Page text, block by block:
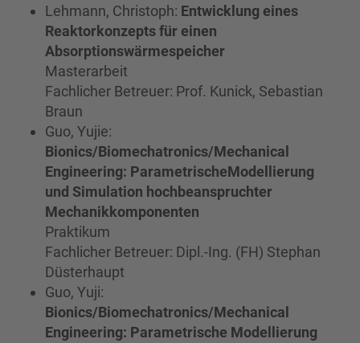
Lehmann, Christoph: Entwicklung eines
Reaktorkonzepts für einen
Absorptionswärmespeicher
Masterarbeit
Fachlicher Betreuer: Prof. Kunick, Sebastian
Braun
Guo, Yujie:
Bionics/Biomechatronics/Mechanical
Engineering: ParametrischeModellierung
und Simulation hochbeanspruchter
Mechanikkomponenten
Praktikum
Fachlicher Betreuer: Dipl.-Ing. (FH) Stephan
Düsterhaupt
Guo, Yuji:
Bionics/Biomechatronics/Mechanical
Engineering: Parametrische Modellierung